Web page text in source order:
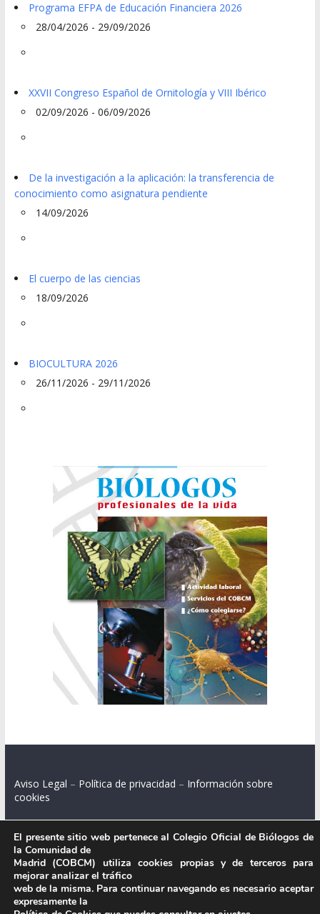
Programa EFPA de Educación Financiera 2026
28/04/2026 - 29/09/2026
XXVII Congreso Español de Ornitología y VIII Ibérico
02/09/2026 - 06/09/2026
De la investigación a la aplicación: la transferencia de
conocimiento como asignatura pendiente
14/09/2026
El cuerpo de las ciencias
18/09/2026
BIOCULTURA 2026
26/11/2026 - 29/11/2026
Aviso Legal – Política de privacidad – Información sobre
cookies
Colegio Oficial de Biólogos de la Comunidad de Madrid.
C/ Santa Engracia 108, 2º int.izq. 28003 Madrid.
El presente sitio web pertenece al Colegio Oficial de Biólogos de
la Comunidad de
Madrid (COBCM) utiliza cookies propias y de terceros para
mejorar analizar el tráfico
web de la misma. Para continuar navegando es necesario aceptar
expresamente la